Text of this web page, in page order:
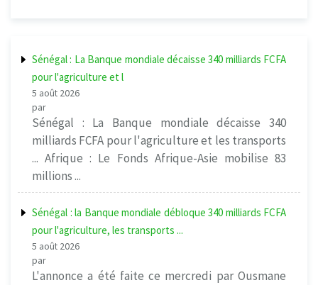
Sénégal : La Banque mondiale décaisse 340 milliards FCFA
pour l'agriculture et l
5 août 2026
par
Sénégal : La Banque mondiale décaisse 340
milliards FCFA pour l'agriculture et les transports
... Afrique : Le Fonds Afrique-Asie mobilise 83
millions ...
Sénégal : la Banque mondiale débloque 340 milliards FCFA
pour l'agriculture, les transports ...
5 août 2026
par
L'annonce a été faite ce mercredi par Ousmane